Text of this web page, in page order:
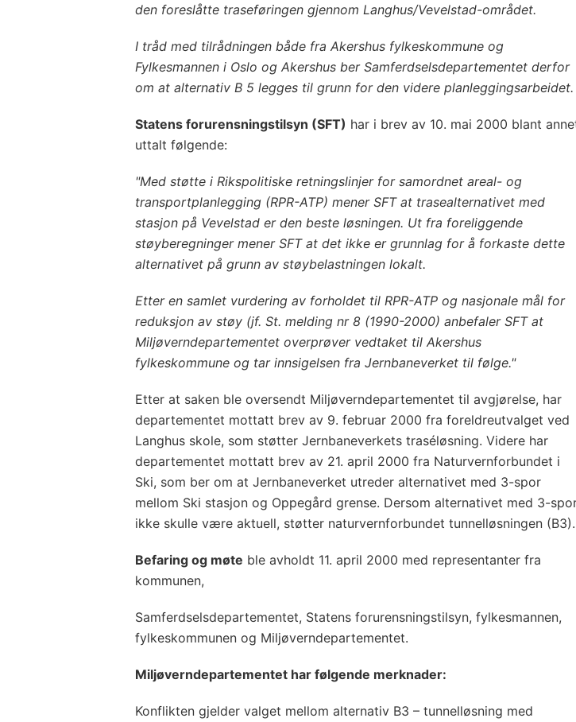
den foreslåtte traseføringen gjennom Langhus/Vevelstad-området.
I tråd med tilrådningen både fra Akershus fylkeskommune og
Fylkesmannen i Oslo og Akershus ber Samferdselsdepartementet derfor
om at alternativ B 5 legges til grunn for den videre planleggingsarbeidet.
Statens forurensningstilsyn (SFT) har i brev av 10. mai 2000 blant
uttalt følgende:
"Med støtte i Rikspolitiske retningslinjer for samordnet areal- og
transportplanlegging (RPR-ATP) mener SFT at trasealternativet med
stasjon på Vevelstad er den beste løsningen. Ut fra foreliggende
støyberegninger mener SFT at det ikke er grunnlag for å forkaste dette
alternativet på grunn av støybelastningen lokalt.
Etter en samlet vurdering av forholdet til RPR-ATP og nasjonale mål for
reduksjon av støy (jf. St. melding nr 8 (1990-2000) anbefaler SFT at
Miljøverndepartementet overprøver vedtaket til Akershus
fylkeskommune og tar innsigelsen fra Jernbaneverket til følge."
Etter at saken ble oversendt Miljøverndepartementet til avgjørelse, har
departementet mottatt brev av 9. februar 2000 fra foreldreutvalget ved
Langhus skole, som støtter Jernbaneverkets traséløsning. Videre har
departementet mottatt brev av 21. april 2000 fra Naturvernforbundet i
Ski, som ber om at Jernbaneverket utreder alternativet med 3-spor
mellom Ski stasjon og Oppegård grense. Dersom alternativet med 3-
ikke skulle være aktuell, støtter naturvernforbundet tunnelløsningen (B3).
Befaring og møte ble avholdt 11. april 2000 med representanter fra
kommunen,
Samferdselsdepartementet, Statens forurensningstilsyn, fylkesmannen,
fylkeskommunen og Miljøverndepartementet.
Miljøverndepartementet har følgende merknader:
Konflikten gjelder valget mellom alternativ B3 – tunnelløsning med